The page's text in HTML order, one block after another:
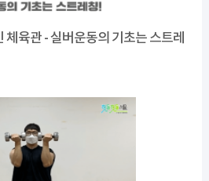
육관 - 실버운동의 기초는 스트레